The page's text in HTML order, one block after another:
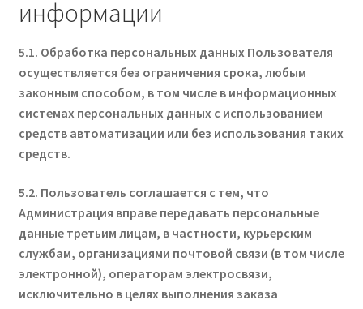
информации
5.1. Обработка персональных данных Пользователя
осуществляется без ограничения срока, любым
законным способом, в том числе в информационных
системах персональных данных с использованием
средств автоматизации или без использования таких
средств.
5.2. Пользователь соглашается с тем, что
Администрация вправе передавать персональные
данные третьим лицам, в частности, курьерским
службам, организациями почтовой связи (в том числе
электронной), операторам электросвязи,
исключительно в целях выполнения заказа